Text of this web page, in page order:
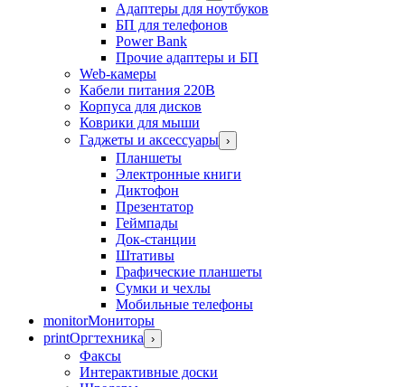
Адаптеры для ноутбуков
БП для телефонов
Power Bank
Прочие адаптеры и БП
Web-камеры
Кабели питания 220В
Корпуса для дисков
Коврики для мыши
Гаджеты и аксессуары ›
Планшеты
Электронные книги
Диктофон
Презентатор
Геймпады
Док-станции
Штативы
Графические планшеты
Сумки и чехлы
Мобильные телефоны
monitorМониторы
printОргтехника ›
Факсы
Интерактивные доски